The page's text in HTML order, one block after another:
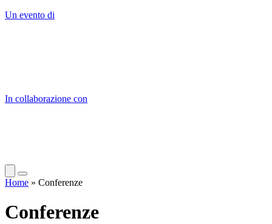
Un evento di
In collaborazione con
Home » Conferenze
Conferenze